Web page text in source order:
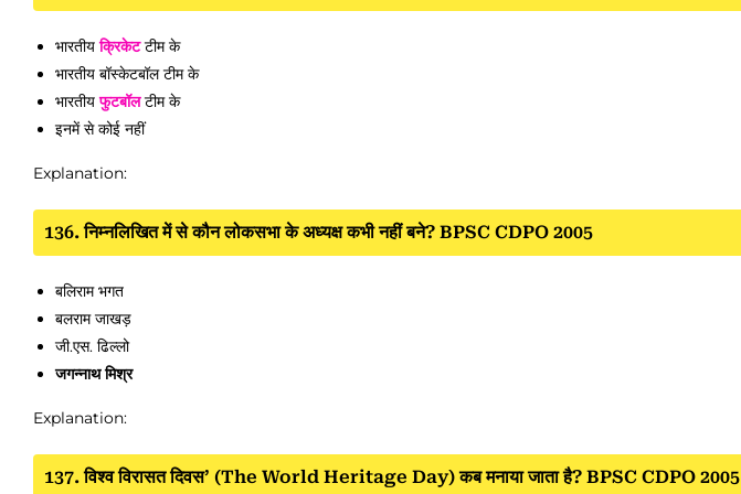
भारतीयक्रिकेटटीम के
भारतीय बॉस्केटबॉल टीम के
भारतीयफुटबॉलटीम के
इनमें से कोई नहीं
Explanation:
136. निम्नलिखित में से कौन लोकसभा के अध्यक्ष कभी नहीं बने? BPSC CDPO 2005
बलिराम भगत
बलराम जाखड़
जी.एस. ढिल्लो
जगन्नाथ मिश्र
Explanation:
137. विश्व विरासत दिवस’ (The World Heritage Day) कब मनाया जाता है? BPSC CDPO 2005